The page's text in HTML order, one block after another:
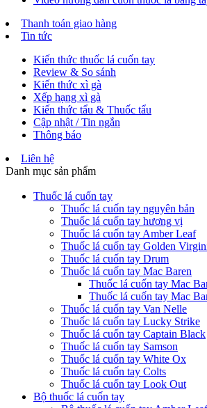
Thanh toán giao hàng
Tin tức
Kiến thức thuốc lá cuốn tay
Review & So sánh
Kiến thức xì gà
Xếp hạng xì gà
Kiến thức tẩu & Thuốc tẩu
Cập nhật / Tin ngắn
Thông báo
Liên hệ
Danh mục sản phẩm
Thuốc lá cuốn tay
Thuốc lá cuốn tay nguyên bản
Thuốc lá cuốn tay hương vị
Thuốc lá cuốn tay Amber Leaf
Thuốc lá cuốn tay Golden
Thuốc lá cuốn tay Drum
Thuốc lá cuốn tay Mac Baren
Thuốc lá cuốn tay Mac
Thuốc lá cuốn tay Mac
Thuốc lá cuốn tay Van Nelle
Thuốc lá cuốn tay Lucky Strike
Thuốc lá cuốn tay Captain Black
Thuốc lá cuốn tay Samson
Thuốc lá cuốn tay White Ox
Thuốc lá cuốn tay Colts
Thuốc lá cuốn tay Look Out
Bộ thuốc lá cuốn tay